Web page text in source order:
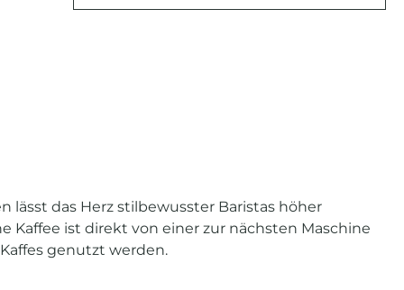
lässt das Herz stilbewusster Baristas höher
Kaffee ist direkt von einer zur nächsten Maschine
genutzt werden.